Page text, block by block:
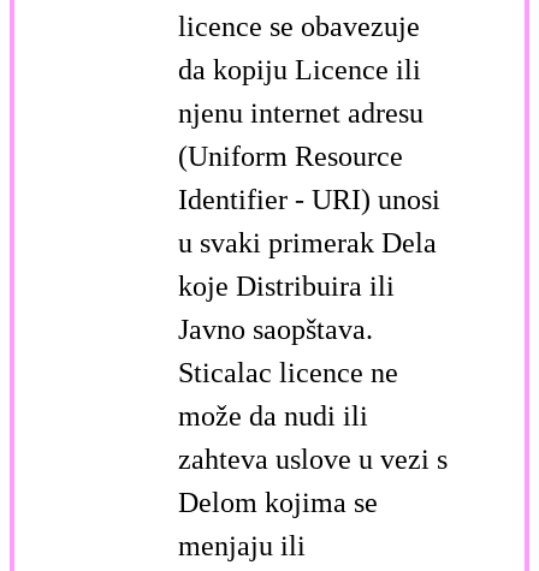
licence se obavezuje
da kopiju Licence ili
njenu internet adresu
(Uniform Resource
Identifier - URI) unosi
u svaki primerak Dela
koje Distribuira ili
Javno saopštava.
Sticalac licence ne
može da nudi ili
zahteva uslove u vezi s
Delom kojima se
menjaju ili